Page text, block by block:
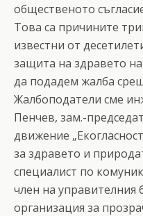
общественото
Това са причините
известни от
защита на здравето
да подадем жалба
Жалбоподатели сме
Пенчев, зам.-
движение
за здравето и
специалист по
член на
организация за